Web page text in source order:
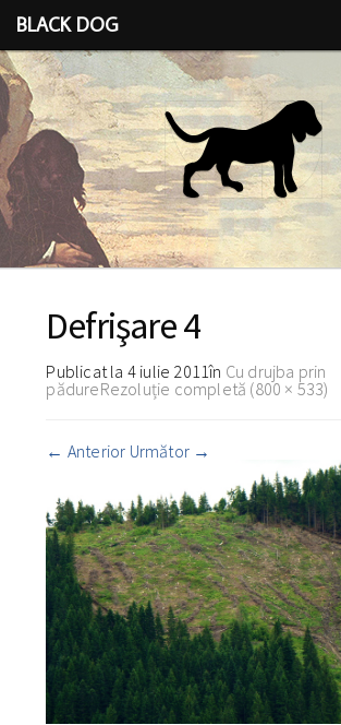
BLACK DOG
IDEEA
CU LIMBA SCOASĂ
Defrişare 4
Publicat la 4 iulie 2011în Cu drujba prin
pădureRezoluție completă (800 × 533)
← Anterior Următor →